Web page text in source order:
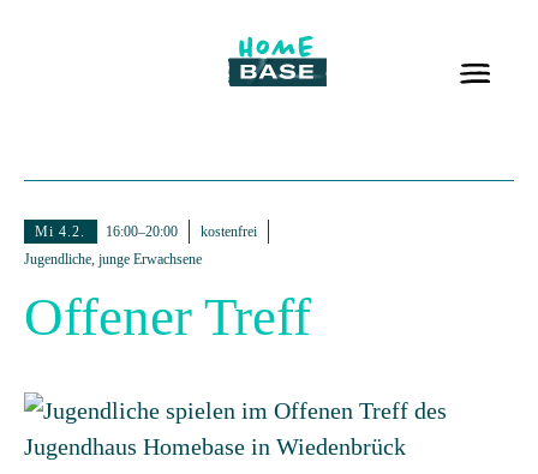
Mi 4.2. 16:00–20:00
kostenfrei
Jugendliche, junge Erwachsene
Offener Treff